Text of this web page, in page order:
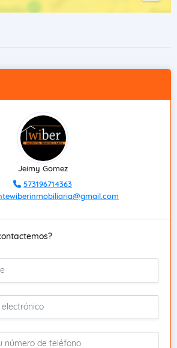
Jeimy Gomez
573196714363